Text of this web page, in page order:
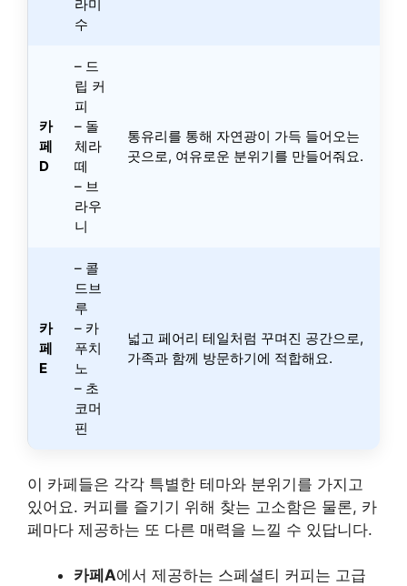
라미
수
카
페
D
– 드
립 커
피
– 돌
체라
떼
– 브
라우
니
통유리를 통해 자연광이 가득 들어오는
곳으로, 여유로운 분위기를 만들어줘요.
카
페
E
– 콜
드브
루
– 카
푸치
노
– 초
코머
핀
넓고 페어리 테일처럼 꾸며진 공간으로,
가족과 함께 방문하기에 적합해요.
이 카페들은 각각 특별한 테마와 분위기를 가지고
있어요. 커피를 즐기기 위해 찾는 고소함은 물론, 카
페마다 제공하는 또 다른 매력을 느낄 수 있답니다.
카페A에서 제공하는 스페셜티 커피는 고급